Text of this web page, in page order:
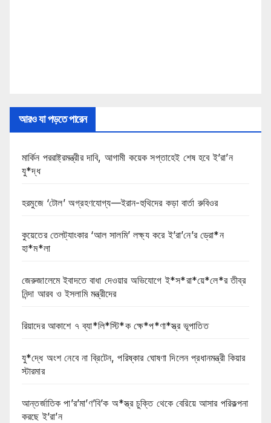
আরও যা পড়তে পারেন
মার্কিন পররাষ্ট্রমন্ত্রীর দাবি, আগামী কয়েক সপ্তাহেই শেষ হবে ই’রা’ন
যু*দ্ধ
হরমুজে ‘টোল’ অগ্রহণযোগ্য—ইরান-হুথিদের কড়া বার্তা রুবিওর
কুয়েতের তেলট্যাংকার ‘আল সালমি’ লক্ষ্য করে ই’রা’নে’র ড্রো*ন
হা*ম*লা
জেরুজালেমে ইবাদতে বাধা দেওয়ার অভিযোগে ই*স*রা*য়ে*লে*র তীব্র
নিন্দা আরব ও ইসলামি মন্ত্রীদের
রিয়াদের আকাশে ৭ ব্যা*লি*স্টি*ক ক্ষে*প*ণা*স্ত্র ভূপাতিত
যু*দ্ধে অংশ নেবে না ব্রিটেন, পরিষ্কার ঘোষণা দিলেন প্রধানমন্ত্রী কিয়ার
স্টারমার
আন্তর্জাতিক পা’র’মা’ণ’বি’ক অ*স্ত্র চুক্তি থেকে বেরিয়ে আসার পরিকল্পনা
করছে ই’রা’ন